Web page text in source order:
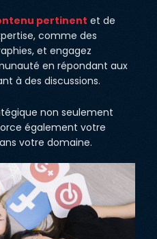
pertinent et de
comme des
et engagez
en répondant aux
à des discussions.
non seulement
également votre
votre domaine.